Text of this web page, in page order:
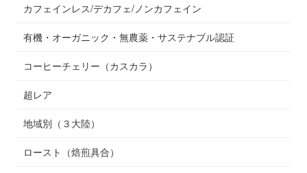
カフェインレス/デカフェ/ノンカフェイン
有機・オーガニック・無農薬・サステナブル認証
コーヒーチェリー（カスカラ）
超レア
地域別（３大陸）
ロースト（焙煎具合）